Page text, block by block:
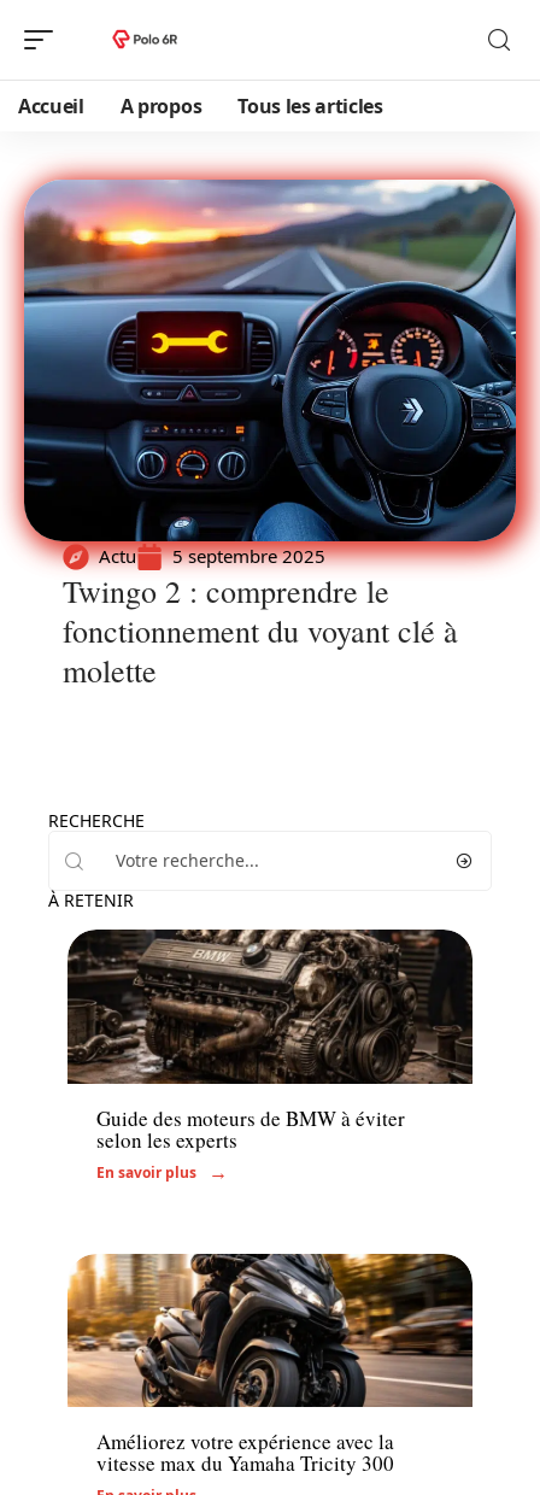
Accueil A propos Tous les articles
Actu 5 septembre 2025
Twingo 2 : comprendre le
fonctionnement du voyant clé à
molette
RECHERCHE
À RETENIR
Actu
Guide des moteurs de BMW à éviter
selon les experts
En savoir plus
Moto
Améliorez votre expérience avec la
vitesse max du Yamaha Tricity 300